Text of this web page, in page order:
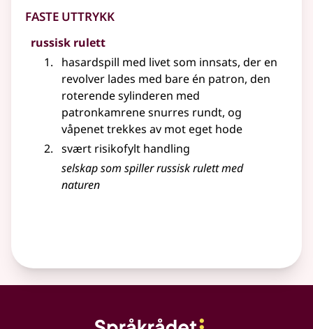
Faste uttrykk
russisk rulett
hasardspill med livet som innsats, der en
revolver lades med bare én patron, den
roterende sylinderen med
patronkamrene snurres rundt, og
våpenet trekkes av mot eget hode
svært risikofylt handling
selskap som spiller russisk rulett med
naturen